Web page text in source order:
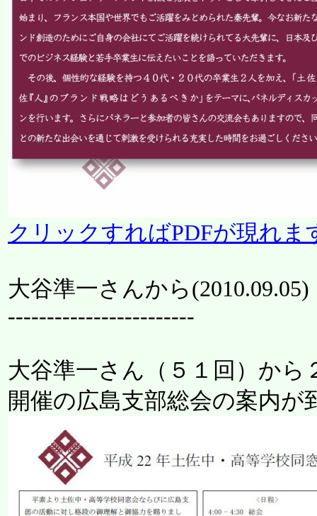
クリックすればPDFが現れま
大谷準一さんから(2010.09.05)
------------------------
大谷準一さん（５１回）から
開催の広島支部総会の案内が